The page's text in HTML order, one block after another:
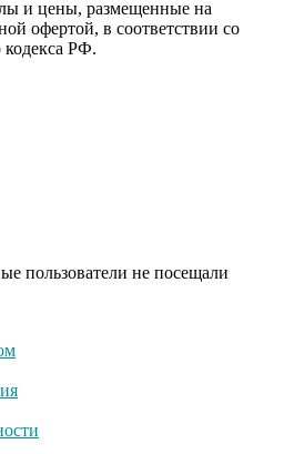
i
вы
долго
и цены, размещенные на
офертой, в соответствии со
кодекса РФ.
пользователи не посещали